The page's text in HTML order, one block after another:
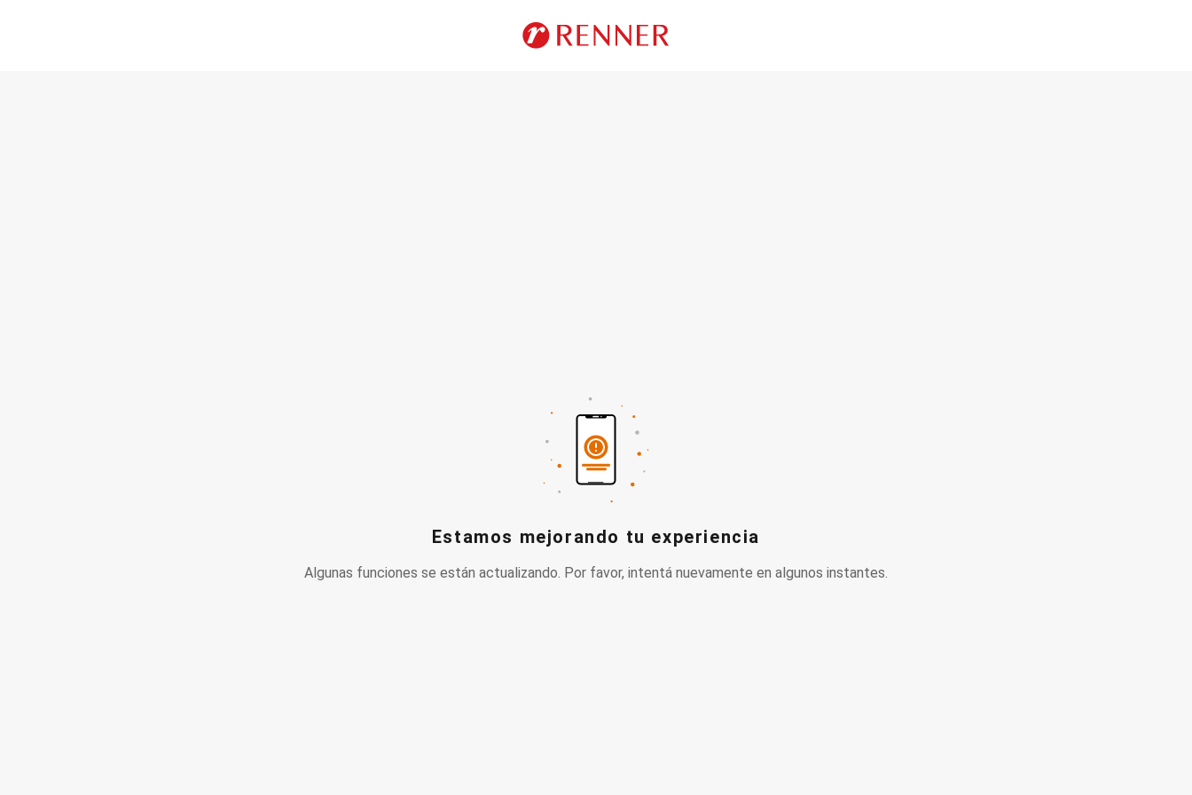
Estamos mejorando tu experiencia
Algunas funciones se están actualizando. Por favor, intentá nuevamente en algunos instantes.